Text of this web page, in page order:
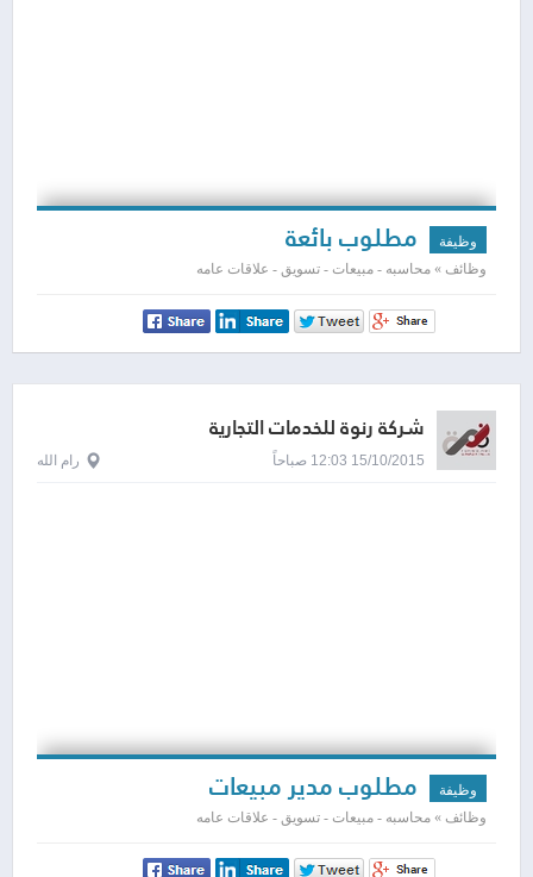
وظيفة مطلوب بائعة
وظائف » محاسبه - مبيعات - تسويق - علاقات عامه
شركة رنوة للخدمات التجارية
15/10/2015 12:03 صباحاً رام الله
وظيفة مطلوب مدير مبيعات
وظائف » محاسبه - مبيعات - تسويق - علاقات عامه